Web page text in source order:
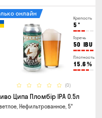
Крепость
5 °
Горечь
50 IBU
Плотность
15.6 %
(0)
онлайн
Ципа Пломбір IPA 0.5л
Нефильтрованное, 5°